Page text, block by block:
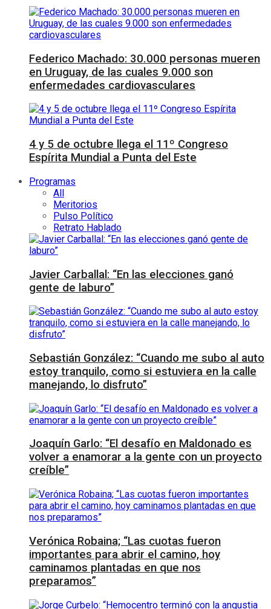
Federico Machado: 30.000 personas mueren
en Uruguay, de las cuales 9.000 son
enfermedades cardiovasculares
4 y 5 de octubre llega el 11º Congreso
Espírita Mundial a Punta del Este
Programas
All
Meritorios
Pulso Político
Retrato Hablado
Javier Carballal: “En las elecciones ganó
gente de laburo”
Sebastián González: “Cuando me subo al auto
estoy tranquilo, como si estuviera en la calle
manejando, lo disfruto”
Joaquín Garlo: “El desafío en Maldonado es
volver a enamorar a la gente con un proyecto
creíble”
Verónica Robaina; “Las cuotas fueron
importantes para abrir el camino, hoy
caminamos plantadas en que nos
preparamos”